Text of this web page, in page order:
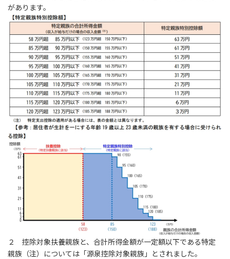
があります。
２ 控除対象扶養親族と、合計所得金額が一定額以下である特定
親族（注）については「源泉控除対象親族」とされました。